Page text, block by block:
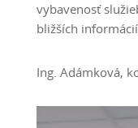
vybavenosť
bližších
Ing. Adámková,